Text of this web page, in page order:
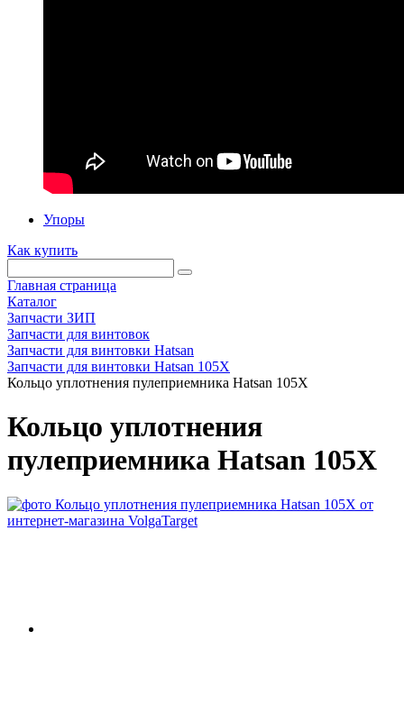
Упоры
Как купить
Главная страница
Каталог
Запчасти ЗИП
Запчасти для винтовок
Запчасти для винтовки Hatsan
Запчасти для винтовки Hatsan 105X
Кольцо уплотнения пулеприемника Hatsan 105X
Кольцо уплотнения
пулеприемника Hatsan 105X